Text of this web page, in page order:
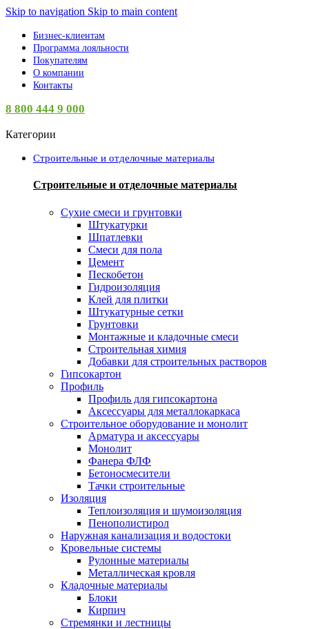
Skip to navigation Skip to main content
Бизнес-клиентам
Программа лояльности
Покупателям
О компании
Контакты
8 800 444 9 000
Категории
Строительные и отделочные материалы
Строительные и отделочные материалы
Сухие смеси и грунтовки
Штукатурки
Шпатлевки
Смеси для пола
Цемент
Пескобетон
Гидроизоляция
Клей для плитки
Штукатурные сетки
Грунтовки
Монтажные и кладочные смеси
Строительная химия
Добавки для строительных растворов
Гипсокартон
Профиль
Профиль для гипсокартона
Аксессуары для металлокаркаса
Строительное оборудование и монолит
Арматура и аксессуары
Монолит
Фанера ФЛФ
Бетоносмесители
Тачки строительные
Изоляция
Теплоизоляция и шумоизоляция
Пенополистирол
Наружная канализация и водостоки
Кровельные системы
Рулонные материалы
Металлическая кровля
Кладочные материалы
Блоки
Кирпич
Стремянки и лестницы